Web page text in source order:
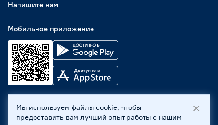
Мобильное приложение
Напишите нам
ООО «Бауцентр Рус» 2004 -2026, 236029, г. Калининград,
ул. А.Невского, 205. ИНН 7702596813, КПП 390601001 ©
Мы используем файлы cookie, чтобы
предоставить вам лучший опыт работы с нашим